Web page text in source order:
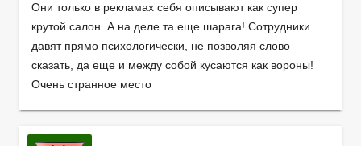
Они только в рекламах себя описывают как супер
крутой салон. А на деле та еще шарага! Сотрудники
давят прямо психологически, не позволяя слово
сказать, да еще и между собой кусаются как вороны!
Очень странное место